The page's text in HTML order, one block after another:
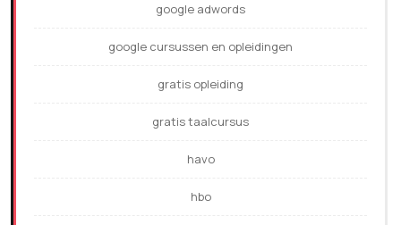
google adwords
google cursussen en opleidingen
gratis opleiding
gratis taalcursus
havo
hbo